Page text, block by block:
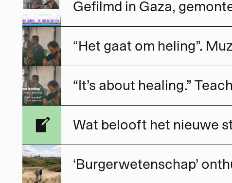
“Het gaat om heling”.
“It’s about healing.”
Wat belooft het nieuwe
‘Burgerwetenschap’